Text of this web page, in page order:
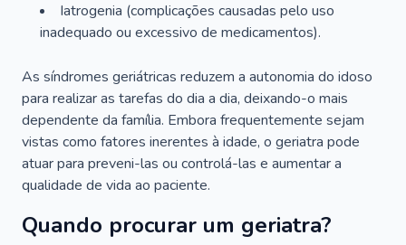
Iatrogenia (complicações causadas pelo uso
inadequado ou excessivo de medicamentos).
As síndromes geriátricas reduzem a autonomia do idoso
para realizar as tarefas do dia a dia, deixando-o mais
dependente da família. Embora frequentemente sejam
vistas como fatores inerentes à idade, o geriatra pode
atuar para preveni-las ou controlá-las e aumentar a
qualidade de vida ao paciente.
Quando procurar um geriatra?